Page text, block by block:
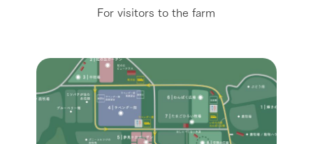
For visitors to the farm